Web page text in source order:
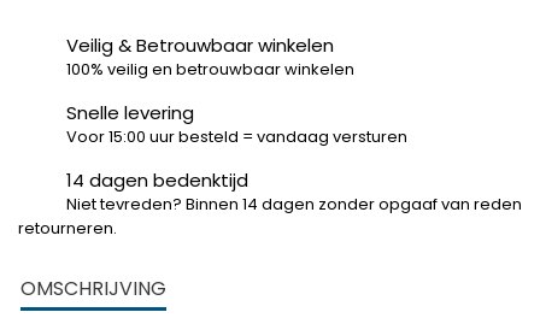
Veilig & Betrouwbaar winkelen
100% veilig en betrouwbaar winkelen
Snelle levering
Voor 15:00 uur besteld = vandaag versturen
14 dagen bedenktijd
Niet tevreden? Binnen 14 dagen zonder opgaaf van reden
retourneren.
OMSCHRIJVING